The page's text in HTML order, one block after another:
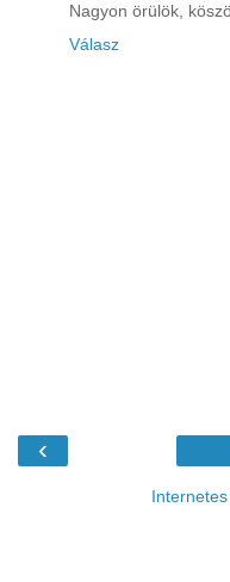
Nagyon örülök,
Válasz
‹